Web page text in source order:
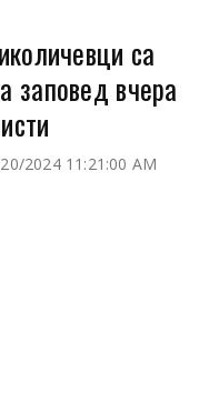
са
заповед вчера
2024 11:21:00 AM